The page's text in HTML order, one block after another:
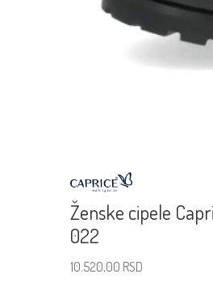
Ženske cipele
022
10.520,00 RSD